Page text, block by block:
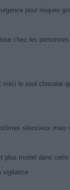
pour risques
chez les
voici le seul chocolat
silencieux mais
plus mortel dans cette
vigilance